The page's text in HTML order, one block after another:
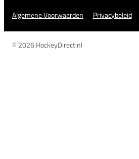
Algemene Voorwaarden Privacybeleid
© 2026 HockeyDirect.nl